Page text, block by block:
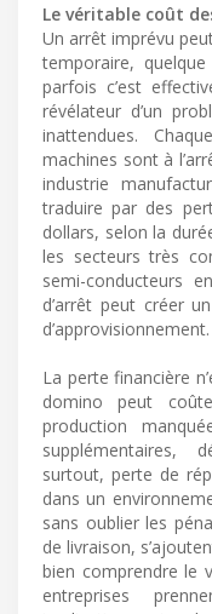
Le véritable coût
Un arrêt imprévu
temporaire,
parfois c’est
révélateur d’un
inattendues.
machines sont à
industrie
traduire par des
dollars, selon la
les secteurs très
semi-conducteurs
d’arrêt peut créer
d’approvisionnement.
La perte financière
domino peut
production
supplémentaires,
surtout, perte de
dans un
sans oublier les
de livraison,
bien comprendre le
entreprises